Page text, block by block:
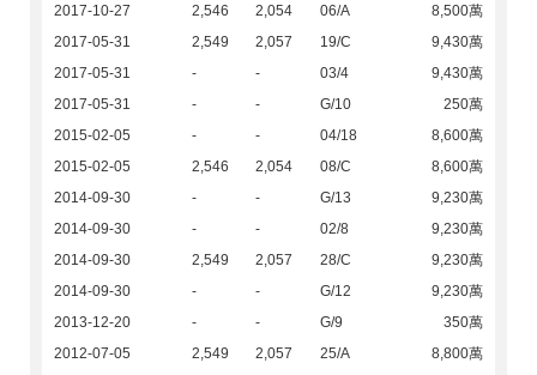
2017-10-27 2,546 2,054 06/A
8,500萬
2017-05-31
2,549 2,057 19/C
9,430萬
2017-05-31
- - 03/4
9,430萬
2017-05-31
- - G/10
250萬
2015-02-05
- - 04/18
8,600萬
2015-02-05
2,546 2,054 08/C
8,600萬
2014-09-30
- - G/13
9,230萬
2014-09-30
- - 02/8
9,230萬
2014-09-30
2,549 2,057 28/C
9,230萬
2014-09-30
- - G/12
9,230萬
2013-12-20
- - G/9
350萬
2012-07-05
2,549 2,057 25/A
8,800萬